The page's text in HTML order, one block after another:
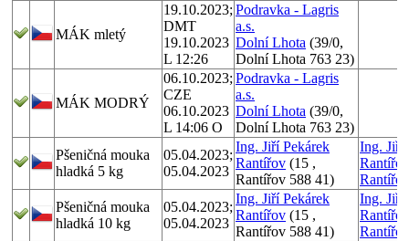
MÁK mletý
19.10.2023;
DMT
19.10.2023
L 12:26
Podravka - Lagris
a.s.
Dolní Lhota (39/0,
Dolní Lhota 763 23)
MÁK MODRÝ
06.10.2023;
CZE
06.10.2023
L 14:06 O
Podravka - Lagris
a.s.
Dolní Lhota (39/0,
Dolní Lhota 763 23)
Pšeničná mouka
hladká 5 kg
05.04.2023;
05.04.2023
Ing. Jiří Pekárek
Rantířov (15 ,
Rantířov 588 41)
Ing. Jiří
Rantířov
Pšeničná mouka
hladká 10 kg
05.04.2023;
05.04.2023
Ing. Jiří Pekárek
Rantířov (15 ,
Rantířov 588 41)
Ing. Jiří
Rantířov